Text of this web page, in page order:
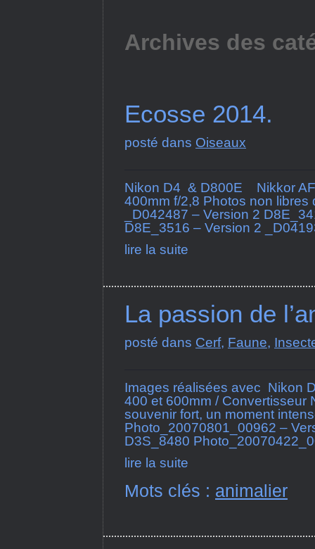
Archives des
Ecosse 2014.
posté dans Oiseaux
Nikon D4 & D800E Nikkor
400mm f/2,8 Photos non
_D042487 – Version 2
D8E_3516 – Version 2
lire la suite
La passion de
posté dans Cerf, Faune,
Images réalisées avec Nikon
400 et 600mm / Convertisseur
souvenir fort, un moment
Photo_20070801_00962 –
D3S_8480
lire la suite
Mots clés : animalier